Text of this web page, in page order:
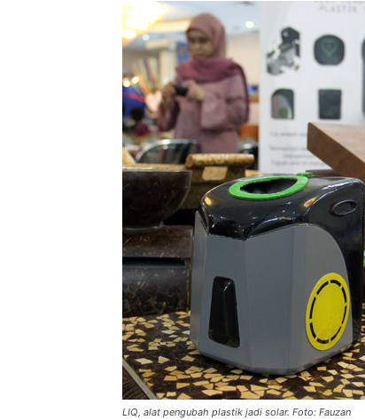
LIQ, alat pengubah plastik jadi solar. Foto: Fauzan